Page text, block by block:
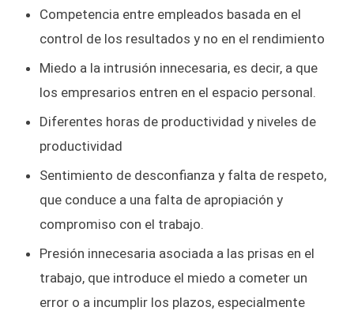
Competencia entre empleados basada en el
control de los resultados y no en el rendimiento
Miedo a la intrusión innecesaria, es decir, a que
los empresarios entren en el espacio personal.
Diferentes horas de productividad y niveles de
productividad
Sentimiento de desconfianza y falta de respeto,
que conduce a una falta de apropiación y
compromiso con el trabajo.
Presión innecesaria asociada a las prisas en el
trabajo, que introduce el miedo a cometer un
error o a incumplir los plazos, especialmente